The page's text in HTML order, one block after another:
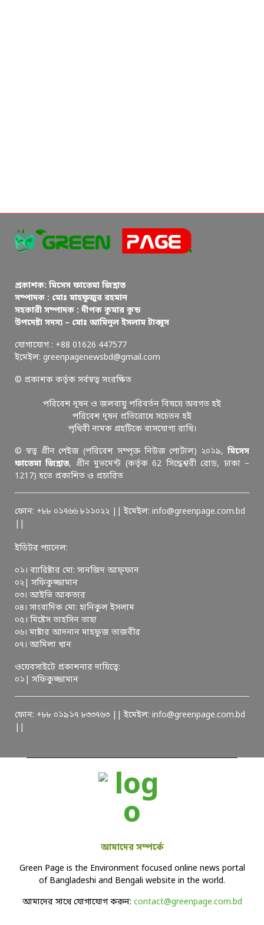
প্রকাশক: মিসেস ফাতেমা জিন্নাত
সম্পাদক : মোঃ মাহফুজুর রহমান
সহকারী সম্পাদক : দীপক কুমার কুন্ড
উপদেষ্টা সদস্য – মোঃ আমিনুল ইসলাম টাব্বুস
যোগাযোগ : +88 01626 447577
ইমেইল: greenpagenewsbd@gmail.com
© প্রকাশক কর্তৃক সর্বস্বত্ব সংরক্ষিত
পরিবেশ দূষন ও জলবায়ু পরিবর্তন বিষয়ে অবগত হই
পরিবেশ দূষন প্রতিরোধে সচেতন হই
পৃথিবী নামক গ্রহটিকে বাসযোগ্য রাখি।
© স্বত্ব গ্রীন পেইজ (পরিবেশ সম্পৃক্ত নিউজ পোর্টাল) ২০১৯, মিসেস
ফাতেমা জিন্নাত, গ্রীন মুভমেন্ট (কর্তৃক 62 সিদ্ধেশ্বরী রোড, ঢাকা –
1217) হতে প্রকাশিত ও প্রচারিত
ফোন: +৮৮ ০১৭৬৬ ৮১১০২২ || ইমেইল: info@greenpage.com.bd
ইডিটর প্যানেল:
০১। ব্যারিষ্টার মো: সানজিদ আফ্ফান
০২| সফিকুজ্জামান
০৩। আইভি আকতার
০৪। সাংবাদিক মো: হানিকুল ইসলাম
০৫। মিষ্টেস তাহসিন তাহা
০৬। মাষ্টার আদনান মাহফুজ তাজবীর
০৭। আমিলা খান
ওয়েবসাইটে প্রকাশনার দায়িত্বে:
০১| সফিকুজ্জামান
ফোন: +৮৮ ০১৯১৭ ৮৩৩৭৬৩ || ইমেইল: info@greenpage.com.bd
আমাদের সম্পর্কে
Green Page is the Environment focused online news portal
of Bangladeshi and Bengali website in the world.
আমাদের সাথে যোগাযোগ করুন: contact@greenpage.com.bd